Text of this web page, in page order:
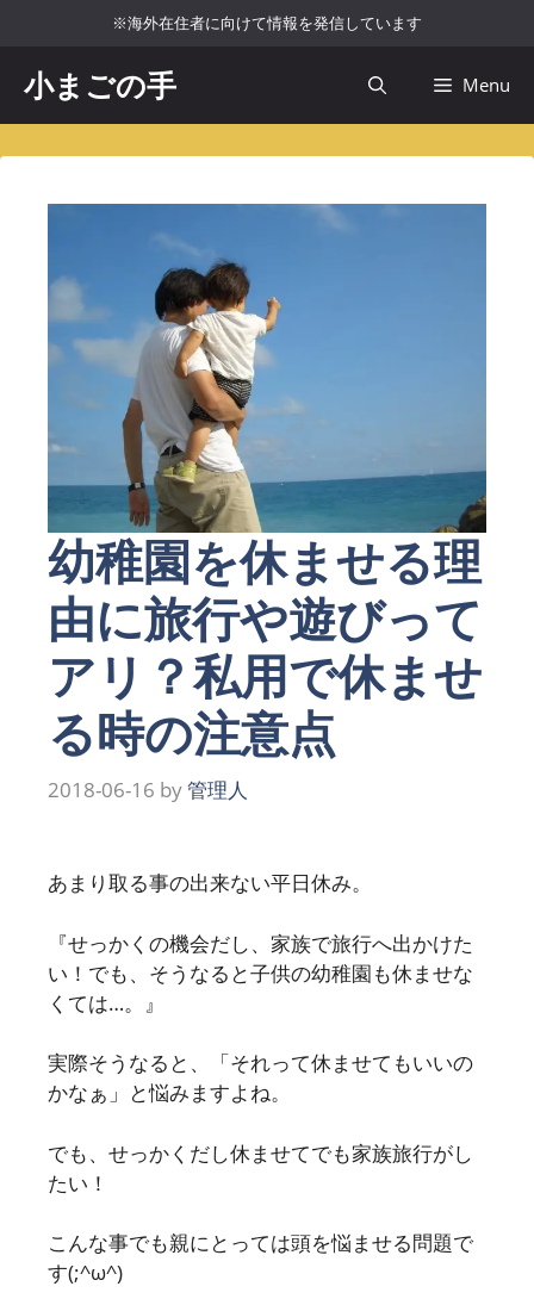
ツ
へ
※海外在住者に向けて情報を発信しています
小まごの手 Menu
幼稚園を休ませる理
由に旅行や遊びって
アリ？私用で休ませ
る時の注意点
2018-06-16 by管理人
あまり取る事の出来ない平日休み。
『せっかくの機会だし、家族で旅行へ出かけた
い！でも、そうなると子供の幼稚園も休ませな
くては…。』
実際そうなると、「それって休ませてもいいの
かなぁ」と悩みますよね。
でも、せっかくだし休ませてでも家族旅行がし
たい！
こんな事でも親にとっては頭を悩ませる問題で
す(;^ω^)